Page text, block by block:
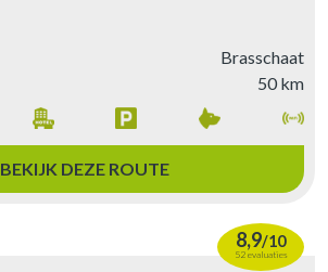
Brasschaat
50 km
BEKIJK DEZE ROUTE
8,9/10
52 evaluaties